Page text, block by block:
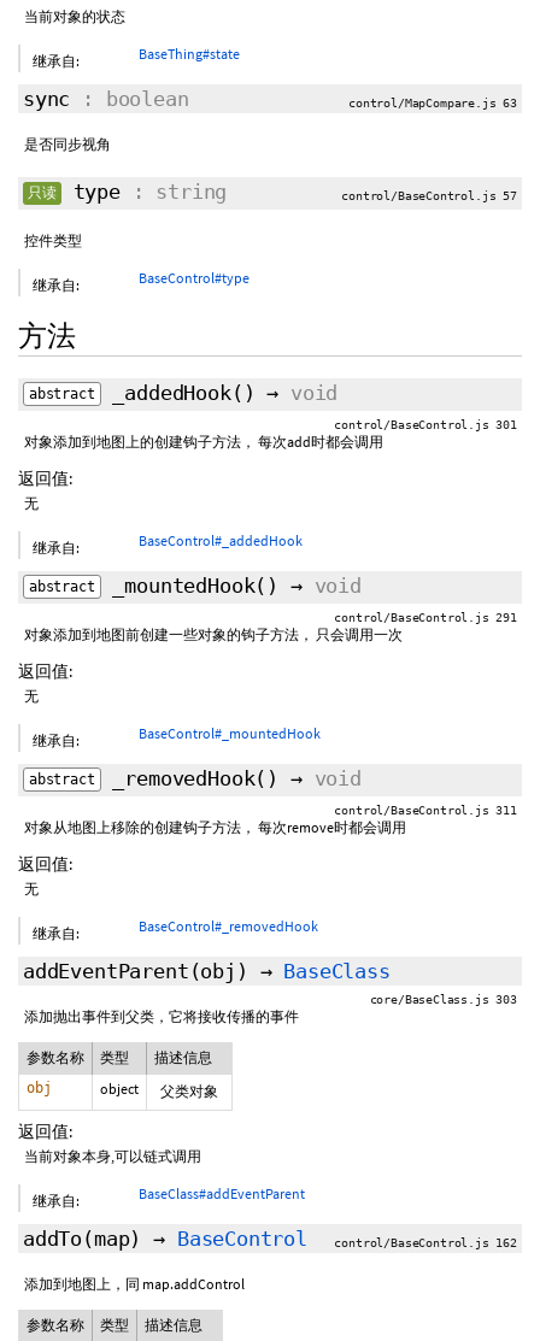
当前对象的状态
继承自: BaseThing#state
sync : boolean control/MapCompare.js 63
是否同步视角
只读 type: string control/BaseControl.js 57
控件类型
继承自: BaseControl#type
方法
abstract _addedHook() → void
control/BaseControl.js 301
对象添加到地图上的创建钩子方法， 每次add时都会调用
返回值:
无
继承自: BaseControl#_addedHook
abstract _mountedHook() → void
control/BaseControl.js 291
对象添加到地图前创建一些对象的钩子方法， 只会调用一次
返回值:
无
继承自: BaseControl#_mountedHook
abstract _removedHook() → void
control/BaseControl.js 311
对象从地图上移除的创建钩子方法， 每次remove时都会调用
返回值:
无
继承自: BaseControl#_removedHook
addEventParent (obj) → BaseClass
core/BaseClass.js 303
添加抛出事件到父类，它将接收传播的事件
参数名称 类型 描述信息
obj object 父类对象
返回值:
当前对象本身,可以链式调用
继承自: BaseClass#addEventParent
addTo (map) → BaseControl control/BaseControl.js 162
添加到地图上，同 map.addControl
参数名称 类型 描述信息